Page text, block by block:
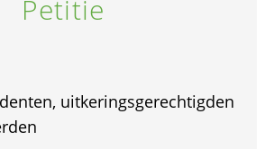
Petitie
uitkeringsgerechtigden